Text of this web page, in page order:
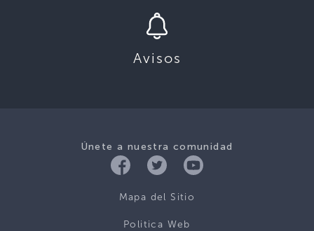
Avisos
Únete a nuestra comunidad
Mapa del Sitio
Politica Web